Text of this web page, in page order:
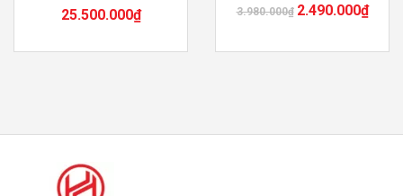
25.500.000₫ 3.980.000₫ 2.490.000₫